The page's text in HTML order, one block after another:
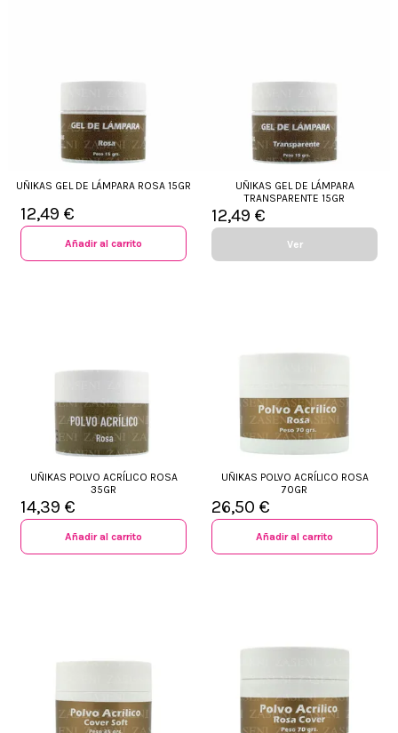
UÑIKAS GEL DE LÁMPARA ROSA 15GR
12,49 €
Añadir al carrito
UÑIKAS GEL DE LÁMPARA
TRANSPARENTE 15GR
12,49 €
Ver
UÑIKAS POLVO ACRÍLICO ROSA
35GR
14,39 €
Añadir al carrito
UÑIKAS POLVO ACRÍLICO ROSA
70GR
26,50 €
Añadir al carrito